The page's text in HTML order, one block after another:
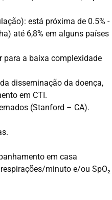
está próxima de 0.5% -
até 6,8% em alguns países
para a baixa complexidade
disseminação da doença,
em CTI.
(Stanford – CA).
em casa
minuto e/ou SpO₂